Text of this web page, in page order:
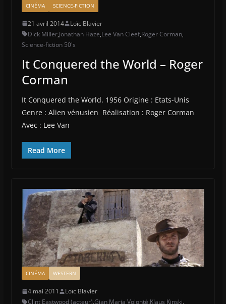
CINÉMA SCIENCE-FICTION
21 avril 2014
Loïc Blavier
Dick Miller,Jonathan Haze,Lee Van Cleef,Roger Corman,
Science-fiction 50's
It Conquered the World – Roger
Corman
It Conquered the World. 1956 Origine : Etats-Unis
Genre : Alien vénusien Réalisation : Roger Corman
Avec : Lee Van
Read More
CINÉMA WESTERN
4 mai 2011
Loïc Blavier
Clint Eastwood (acteur),Gian Maria Volontè,Klaus Kinski,